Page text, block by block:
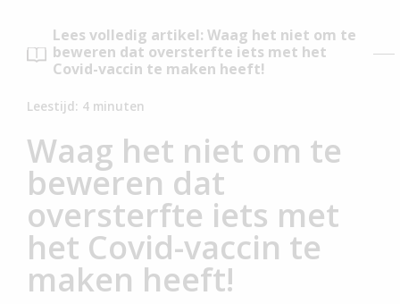
Lees volledig artikel: Waag het niet om te
beweren dat oversterfte iets met het
Covid-vaccin te maken heeft!
Leestijd: 4 minuten
Waag het niet om te
beweren dat
oversterfte iets met
het Covid-vaccin te
maken heeft!